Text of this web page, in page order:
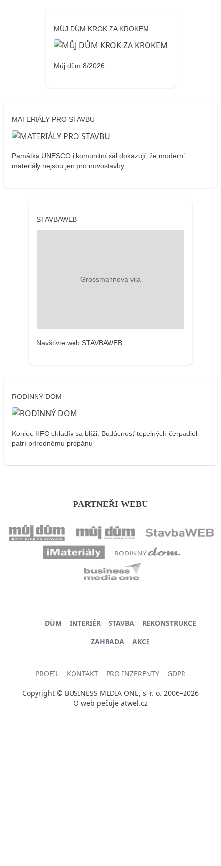
MŮJ DŮM KROK ZA KROKEM
Můj dům 8/2026
MATERIÁLY PRO STAVBU
Památka UNESCO i komunitní sál dokazují, že moderní
materiály nejsou jen pro novostavby
STAVBAWEB
Navštivte web STAVBAWEB
RODINNÝ DOM
Koniec HFC chladív sa blíži. Budúcnosť tepelných čerpadiel
patrí prírodnému propánu
PARTNEŘI WEBU
DŮM INTERIÉR STAVBA
REKONSTRUKCE
ZAHRADA
AKCE
PROFIL KONTAKT PRO INZERENTY GDPR
Copyright © BUSINESS MEDIA ONE, s. r. o. 2006–2026